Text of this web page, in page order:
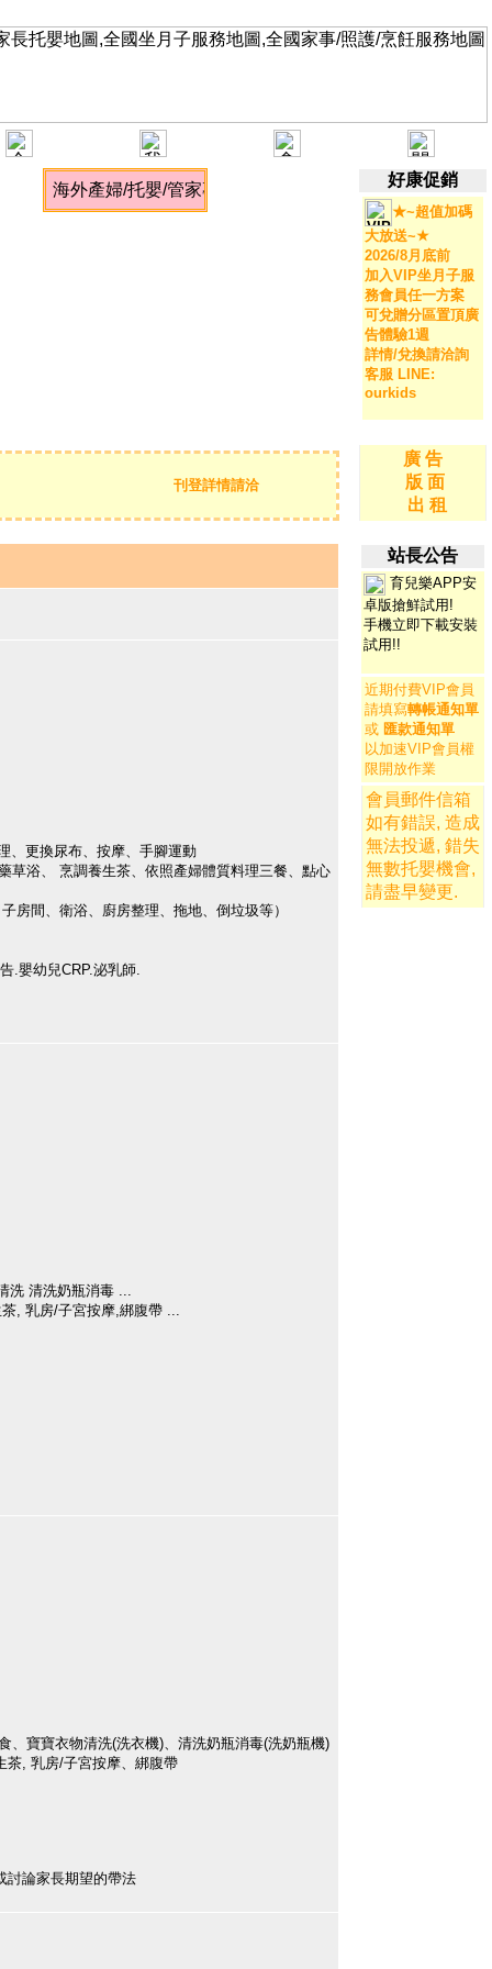
刊登詳情請洽
、更換尿布、按摩、手腳運動
草浴、 烹調養生茶、依照產婦體質料理三餐、點心
房間、衛浴、廚房整理、拖地、倒垃圾等）
.嬰幼兒CRP.泌乳師.
洗 清洗奶瓶消毒 ...
, 乳房/子宮按摩,綁腹帶 ...
、寶寶衣物清洗(洗衣機)、清洗奶瓶消毒(洗奶瓶機)
茶, 乳房/子宮按摩、綁腹帶
討論家長期望的帶法
好康促銷
★~超值加碼
大放送~★
2026/8月底前
加入VIP坐月子服
務會員任一方案
可兌贈分區置頂廣
告體驗1週
詳情/兌換請洽詢
客服 LINE:
ourkids
廣 告
版 面
出 租
站長公告
育兒樂APP安
卓版搶鮮試用!
手機立即下載安裝
試用 !!
近期付費VIP會員
請填寫轉帳通知單
或 匯款通知單
以加速VIP會員權
限開放作業
會員郵件信箱
如有錯誤, 造成
無法投遞, 錯失
無數托嬰機會,
請盡早變更.